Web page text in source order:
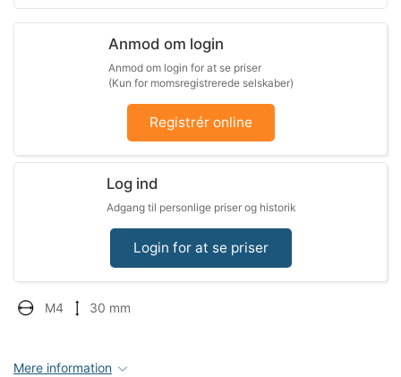
Anmod om login
Anmod om login for at se priser
(Kun for momsregistrerede selskaber)
Registrér online
Log ind
Adgang til personlige priser og historik
Login for at se priser
M4 30 mm
Mere information